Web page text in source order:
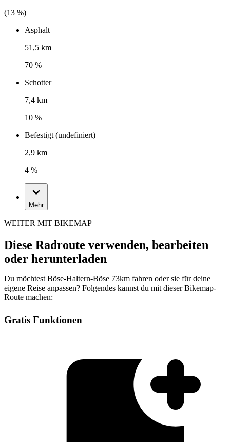
(13 %)
Asphalt
51,5 km
70 %
Schotter
7,4 km
10 %
Befestigt (undefiniert)
2,9 km
4 %
Mehr
WEITER MIT BIKEMAP
Diese Radroute verwenden, bearbeiten
oder herunterladen
Du möchtest Böse-Haltern-Böse 73km fahren oder sie für deine
eigene Reise anpassen? Folgendes kannst du mit dieser Bikemap-
Route machen:
Gratis Funktionen